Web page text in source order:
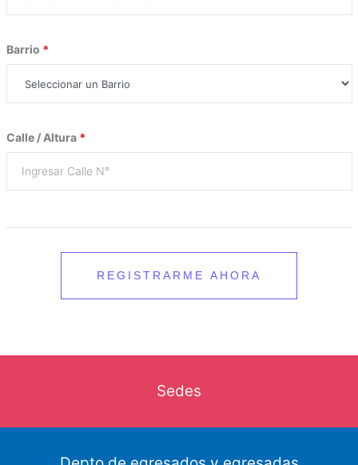
Barrio *
Calle / Altura *
REGISTRARME AHORA
Sedes